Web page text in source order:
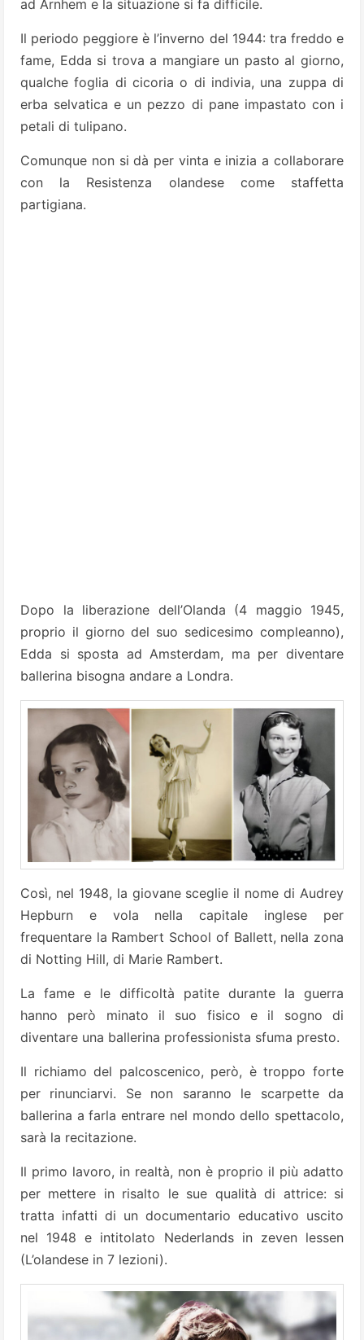
ad Arnhem e la situazione si fa difficile.
Il periodo peggiore è l’inverno del 1944: tra freddo e
fame, Edda si trova a mangiare un pasto al giorno,
qualche foglia di cicoria o di indivia, una zuppa di
erba selvatica e un pezzo di pane impastato con i
petali di tulipano.
Comunque non si dà per vinta e inizia a collaborare
con la Resistenza olandese come staffetta
partigiana.
Dopo la liberazione dell’Olanda (4 maggio 1945,
proprio il giorno del suo sedicesimo compleanno),
Edda si sposta ad Amsterdam, ma per diventare
ballerina bisogna andare a Londra.
Così, nel 1948, la giovane sceglie il nome di Audrey
Hepburn e vola nella capitale inglese per
frequentare la Rambert School of Ballett, nella zona
di Notting Hill, di Marie Rambert.
La fame e le difficoltà patite durante la guerra
hanno però minato il suo fisico e il sogno di
diventare una ballerina professionista sfuma presto.
Il richiamo del palcoscenico, però, è troppo forte
per rinunciarvi. Se non saranno le scarpette da
ballerina a farla entrare nel mondo dello spettacolo,
sarà la recitazione.
Il primo lavoro, in realtà, non è proprio il più adatto
per mettere in risalto le sue qualità di attrice: si
tratta infatti di un documentario educativo uscito
nel 1948 e intitolato Nederlands in zeven lessen
(L’olandese in 7 lezioni).